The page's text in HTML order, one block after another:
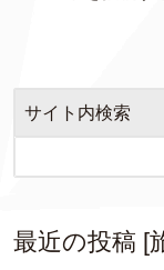
サイト内検索
最近の投稿 [